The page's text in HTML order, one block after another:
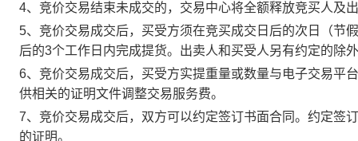
4、竞价交易结束未成交的，交易中心将全额释放竞买人及
5、竞价交易成交后，买受方须在竞买成交日后的次日（节
后的3个工作日内完成提货。出卖人和买受人另有约定的除
6、竞价交易成交后，买受方实提重量或数量与电子交易平
供相关的证明文件调整交易服务费。
7、竞价交易成交后，双方可以约定签订书面合同。约定签
的证明。